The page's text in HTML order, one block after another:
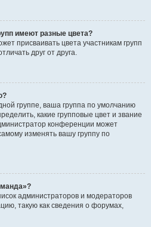
имеют разные цвета?
присваивать цвета участникам групп
друг от друга.
группе, ваша группа по умолчанию
какие групповые цвет и звание
конференции может
изменять вашу группу по
администраторов и модераторов
такую как сведения о форумах,